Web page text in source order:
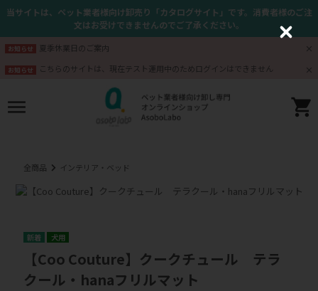
当サイトは、ペット業者様向け卸売り「カタログサイト」です。消費者様のご注
文はお受けできませんのでご了承ください。
お知らせ 夏季休業日のご案内
お知らせ こちらのサイトは、現在テスト運用中のためログインはできません
全商品 インテリア・ベッド
犬用
【Coo Couture】クークチュール テラ
クール・hanaフリルマット
C